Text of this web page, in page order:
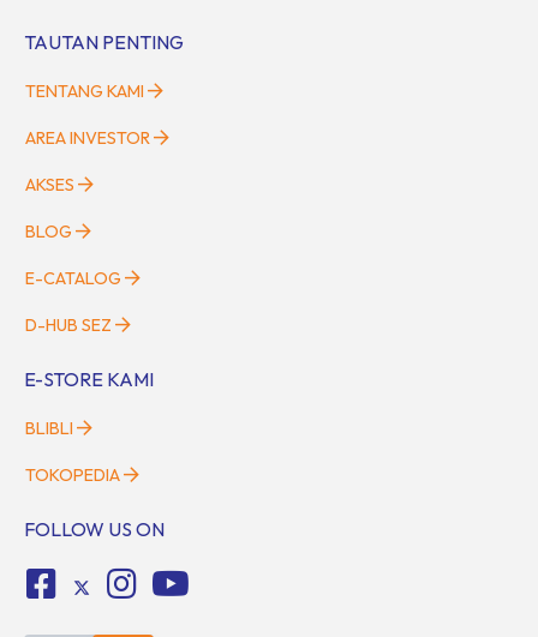
TAUTAN PENTING
TENTANG KAMI
AREA INVESTOR
AKSES
BLOG
E-CATALOG
D-HUB SEZ
E-STORE KAMI
BLIBLI
TOKOPEDIA
FOLLOW US ON